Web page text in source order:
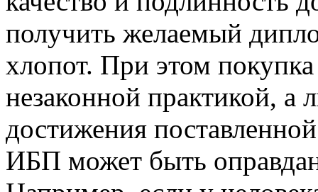
получить желаемый
хлопот. При этом
незаконной практикой, а
достижения
ИБП может быть